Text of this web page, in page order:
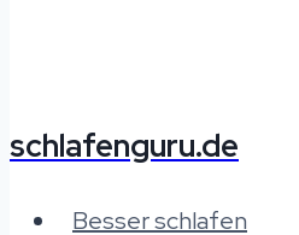
schlafenguru.de
Besser schlafen